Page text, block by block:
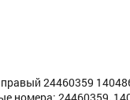
24460359